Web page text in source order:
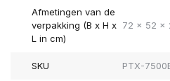
Afmetingen van de
verpakking (B x H x
L in cm)
72 x 52 x
SKU PTX-